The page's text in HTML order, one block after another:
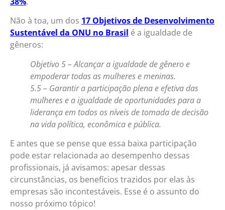
Não à toa, um dos 17 Objetivos de Desenvolvimento
Sustentável da ONU no Brasil é a igualdade de
gêneros:
Objetivo 5 – Alcançar a igualdade de gênero e
empoderar todas as mulheres e meninas.
5.5 – Garantir a participação plena e efetiva das
mulheres e a igualdade de oportunidades para a
liderança em todos os níveis de tomada de decisão
na vida política, econômica e pública.
E antes que se pense que essa baixa participação
pode estar relacionada ao desempenho dessas
profissionais, já avisamos: apesar dessas
circunstâncias, os benefícios trazidos por elas às
empresas são incontestáveis. Esse é o assunto do
nosso próximo tópico!